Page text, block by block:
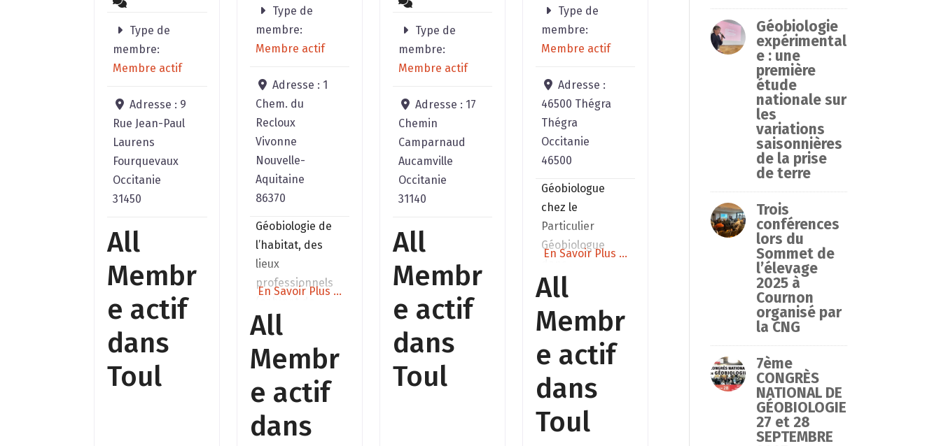
Type de
membre:
Membre actif
Adresse : 9
Rue Jean-Paul
Laurens
Fourquevaux
Occitanie
31450
All
Membr
e actif
dans
Toul
Type de
membre:
Membre actif
Adresse : 1
Chem. du
Recloux
Vivonne
Nouvelle-
Aquitaine
86370
Géobiologie de
l’habitat, des
lieux
professionnels
thérapeute;
exploitation
agricole,
restaurants,
…)Approche
centrée sur vos
besoins.
En Savoir Plus ...
All
Membr
e actif
dans
Type de
membre:
Membre actif
Adresse : 17
Chemin
Camparnaud
Aucamville
Occitanie
31140
All
Membr
e actif
dans
Toul
Type de
membre:
Membre actif
Adresse :
46500 Thégra
Thégra
Occitanie
46500
Géobiologue
chez le
Particulier
Géobiologue
l’Entreprise
Géobiologue
dans les
élevages Sur
devis toutes
régions
En Savoir Plus ...
All
Membr
e actif
dans
Toul
Géobiologie
expérimental
e : une
première
étude
nationale sur
les
variations
saisonnières
de la prise
de terre
Trois
conférences
lors du
Sommet de
l’élevage
2025 à
Cournon
organisé par
la CNG
7ème
CONGRÈS
NATIONAL DE
GÉOBIOLOGIE
27 et 28
SEPTEMBRE